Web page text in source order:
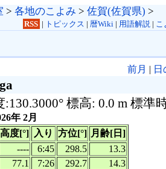
> 各地のこよみ > 佐賀(佐賀県) >
RSS | トピックス | 暦Wiki| 用語解説| こ
前月 |
:130.3000° 標高: 0.0 m 標準
年 2月
高度[°] 入り 方位[°] 月齢[日]
---- 6:45 298.5
13.3
77.1 7:26 292.7
14.3